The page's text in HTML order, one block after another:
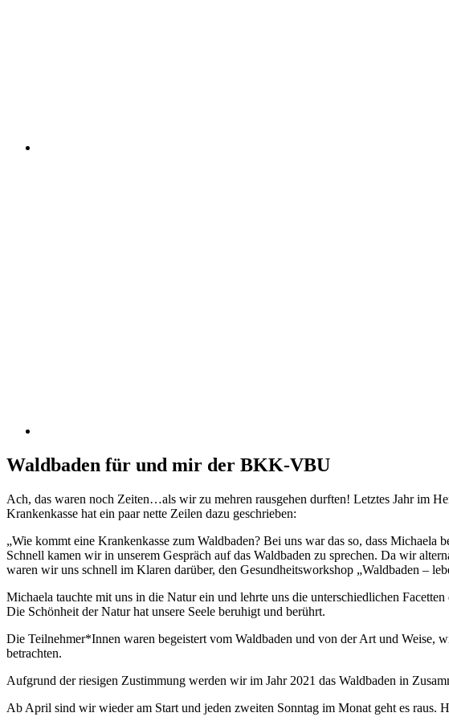
Waldbaden für und mir der BKK-VBU
Ach, das waren noch Zeiten…als wir zu mehren rausgehen durften! Letztes Jahr im
Krankenkasse hat ein paar nette Zeilen dazu geschrieben:
„Wie kommt eine Krankenkasse zum Waldbaden? Bei uns war das so, dass
Schnell kamen wir in unserem Gespräch auf das Waldbaden zu sprechen. Da wir
waren wir uns schnell im Klaren darüber, den Gesundheitsworkshop „Waldbaden –
Michaela tauchte mit uns in die Natur ein und lehrte uns die unterschiedlichen
Die Schönheit der Natur hat unsere Seele beruhigt und berührt.
Die Teilnehmer*Innen waren begeistert vom Waldbaden und von der Art und Weise,
betrachten.
Aufgrund der riesigen Zustimmung werden wir im Jahr 2021 das Waldbaden in
Ab April sind wir wieder am Start und jeden zweiten Sonntag im Monat geht es raus.